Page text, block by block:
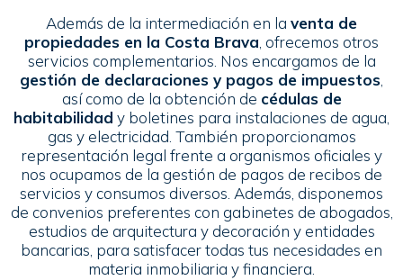
Además de la intermediación en la venta de
propiedades en la Costa Brava , ofrecemos otros
servicios complementarios. Nos encargamos de la
gestión de declaraciones y pagos de impuestos
así como de la obtención de cédulas de
habitabilidad y boletines para instalaciones de agua,
gas y electricidad. También proporcionamos
representación legal frente a organismos oficiales y
nos ocupamos de la gestión de pagos de recibos de
servicios y consumos diversos. Además, disponemos
de convenios preferentes con gabinetes de abogados,
estudios de arquitectura y decoración y entidades
bancarias, para satisfacer todas tus necesidades en
materia inmobiliaria y financiera.